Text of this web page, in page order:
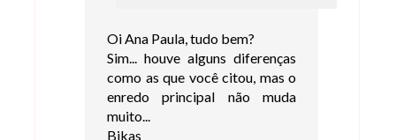
Oi Ana Paula, tudo bem?
Sim... houve alguns diferenças
como as que você citou, mas o
enredo principal não muda
muito...
Bjkas